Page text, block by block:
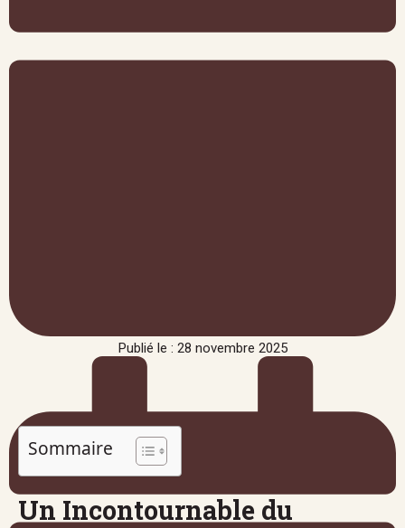
Publié le : 28 novembre 2025
Sommaire
Un Incontournable du